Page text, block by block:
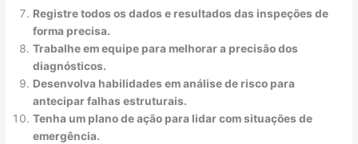
Registre todos os dados e resultados das inspeções de
forma precisa.
Trabalhe em equipe para melhorar a precisão dos
diagnósticos.
Desenvolva habilidades em análise de risco para
antecipar falhas estruturais.
Tenha um plano de ação para lidar com situações de
emergência.